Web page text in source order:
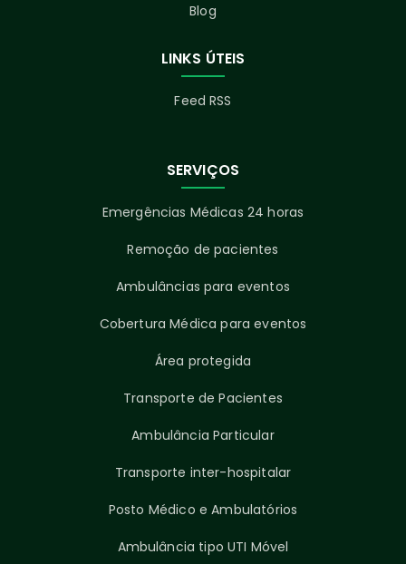
Blog
LINKS ÚTEIS
Feed RSS
SERVIÇOS
Emergências Médicas 24 horas
Remoção de pacientes
Ambulâncias para eventos
Cobertura Médica para eventos
Área protegida
Transporte de Pacientes
Ambulância Particular
Transporte inter-hospitalar
Posto Médico e Ambulatórios
Ambulância tipo UTI Móvel